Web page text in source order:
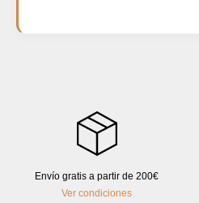
Envío gratis a partir de 200€
Ver condiciones